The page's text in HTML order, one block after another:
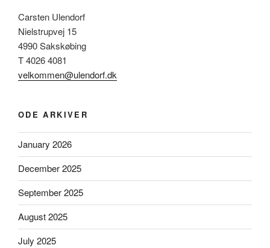
Carsten Ulendorf
Nielstrupvej 15
4990 Sakskøbing
T 4026 4081
velkommen@ulendorf.dk
ODE ARKIVER
January 2026
December 2025
September 2025
August 2025
July 2025